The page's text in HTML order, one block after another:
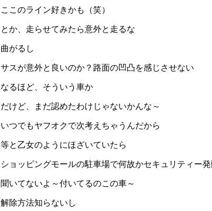
ここのライン好きかも（笑）
とか、走らせてみたら意外と走るな
曲がるし
サスが意外と良いのか？路面の凹凸を感じさせない
なるほど、そういう車か
だけど、まだ認めたわけじゃないかんな～
いつでもヤフオクで次考えちゃうんだから
等と乙女のようにほざいていたら
ショッピングモールの駐車場で何故かセキュリティー発
聞いてないよ～付いてるのこの車～
解除方法知らないし